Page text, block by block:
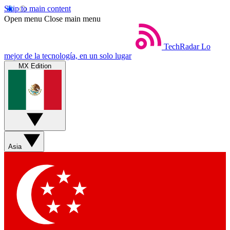
Skip to main content
Open menu Close main menu
TechRadar Lo
mejor de la tecnología, en un solo lugar
MX Edition
Asia